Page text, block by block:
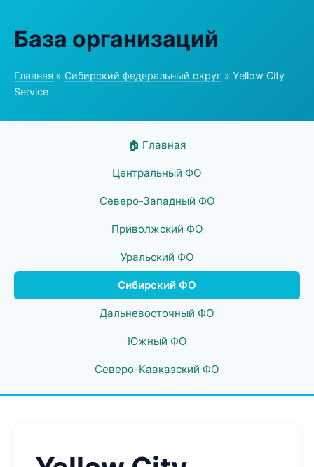
База организаций
Главная » Сибирский федеральный округ » Yellow City
Service
🏠 Главная
Центральный ФО
Северо-Западный ФО
Приволжский ФО
Уральский ФО
Сибирский ФО
Дальневосточный ФО
Южный ФО
Северо-Кавказский ФО